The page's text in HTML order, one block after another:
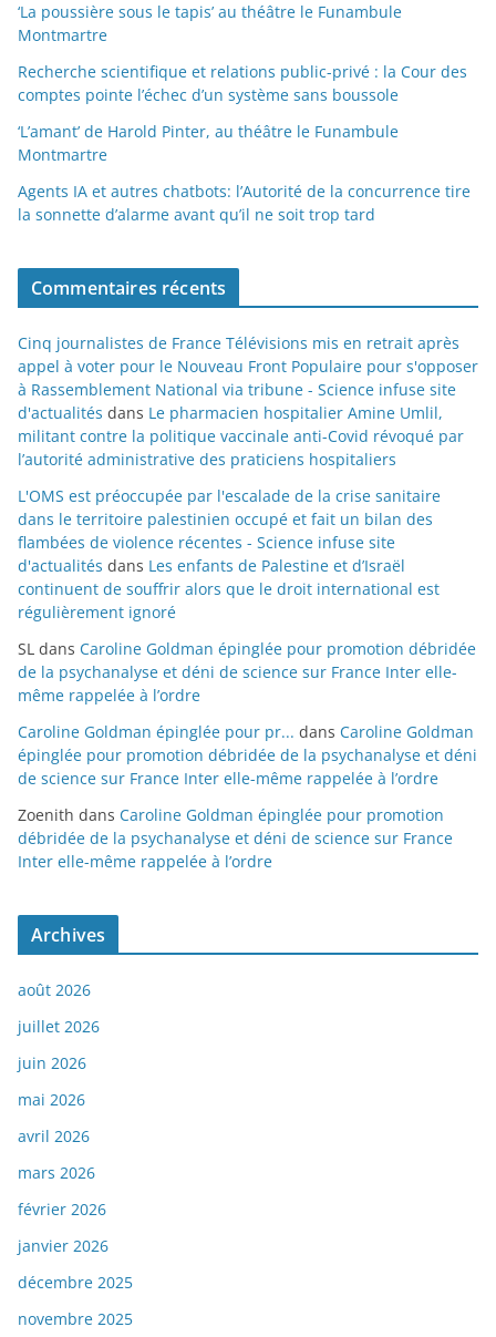
‘La poussière sous le tapis’ au théâtre le Funambule
Montmartre
Recherche scientifique et relations public-privé : la Cour des
comptes pointe l’échec d’un système sans boussole
‘L’amant’ de Harold Pinter, au théâtre le Funambule
Montmartre
Agents IA et autres chatbots: l’Autorité de la concurrence tire
la sonnette d’alarme avant qu’il ne soit trop tard
Commentaires récents
Cinq journalistes de France Télévisions mis en retrait après
appel à voter pour le Nouveau Front Populaire pour s'opposer
à Rassemblement National via tribune - Science infuse site
d'actualités dans Le pharmacien hospitalier Amine Umlil,
militant contre la politique vaccinale anti-Covid révoqué par
l’autorité administrative des praticiens hospitaliers
L'OMS est préoccupée par l'escalade de la crise sanitaire
dans le territoire palestinien occupé et fait un bilan des
flambées de violence récentes - Science infuse site
d'actualités dans Les enfants de Palestine et d’Israël
continuent de souffrir alors que le droit international est
régulièrement ignoré
SL dans Caroline Goldman épinglée pour promotion débridée
de la psychanalyse et déni de science sur France Inter elle-
même rappelée à l’ordre
Caroline Goldman épinglée pour pr... dans Caroline Goldman
épinglée pour promotion débridée de la psychanalyse et déni
de science sur France Inter elle-même rappelée à l’ordre
Zoenith dans Caroline Goldman épinglée pour promotion
débridée de la psychanalyse et déni de science sur France
Inter elle-même rappelée à l’ordre
Archives
août 2026
juillet 2026
juin 2026
mai 2026
avril 2026
mars 2026
février 2026
janvier 2026
décembre 2025
novembre 2025